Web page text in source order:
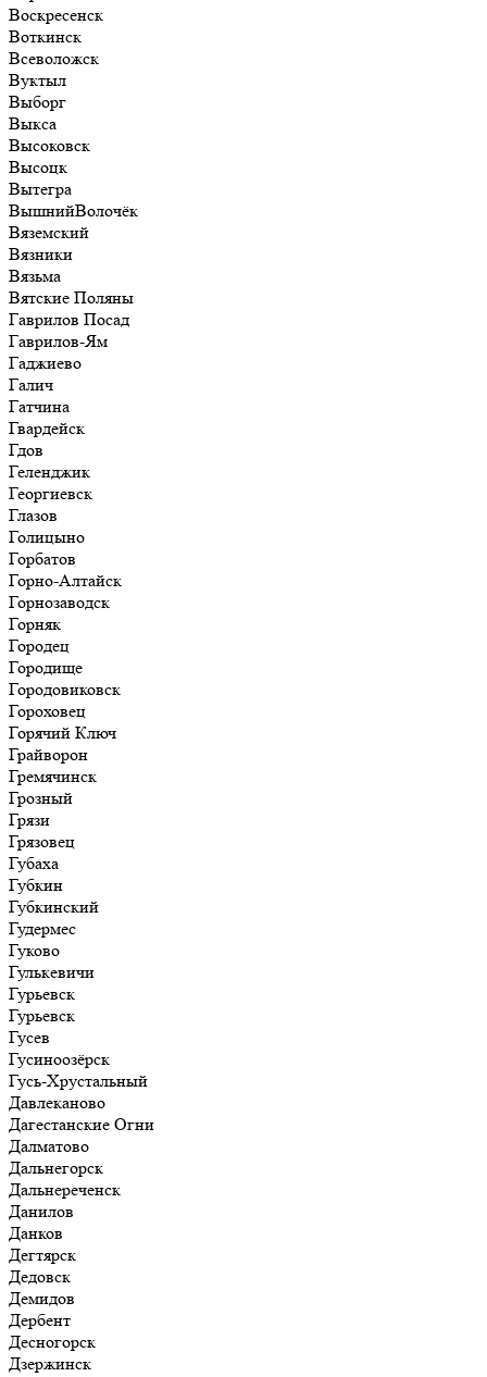
Воскресенск
Воткинск
Всеволожск
Вуктыл
Выборг
Выкса
Высоковск
Высоцк
Вытегра
ВышнийВолочёк
Вяземский
Вязники
Вязьма
Вятские Поляны
Гаврилов Посад
Гаврилов-Ям
Гаджиево
Галич
Гатчина
Гвардейск
Гдов
Геленджик
Георгиевск
Глазов
Голицыно
Горбатов
Горно-Алтайск
Горнозаводск
Горняк
Городец
Городище
Городовиковск
Гороховец
Горячий Ключ
Грайворон
Гремячинск
Грозный
Грязи
Грязовец
Губаха
Губкин
Губкинский
Гудермес
Гуково
Гулькевичи
Гурьевск
Гурьевск
Гусев
Гусиноозёрск
Гусь-Хрустальный
Давлеканово
Дагестанские Огни
Далматово
Дальнегорск
Дальнереченск
Данилов
Данков
Дегтярск
Дедовск
Демидов
Дербент
Десногорск
Дзержинск